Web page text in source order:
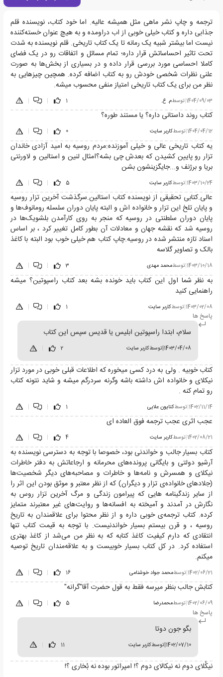
ترجمه و چاپ نشر ماهی مثل همیشه عالیه. اما خود کتاب، نویسنده قلم
جذابی داره و کتاب خیلی خوبی از اب دراومده و به هیچ عنوان خسته‌کننده
نیست اما بیشتر شبیه یک رمانه تا یک کتاب تاریخی. قلم نویسنده به شدت
تحت تاثیر احساساتش قرار داره؛ تمام مسائل و اتفاقات رو در یک فضای
کاملا احساسی مورد بررسی قرار داده و در بسیاری از بخش‌ها به صورت
علنی نظرات شخصی خودش رو به کتاب اضافه کرده. همچین چیزهایی به
نظر من برای یک کتاب تاریخی امتیاز منفی محسوب میشه.
1404/09/03
|توسطم. ع. 1
|
|
کتاب روند داستانی داره؟ یا مستند طوره؟
1404/04/12
|توسطکاربر سایت 0
|
|
یه کتاب تاریخی عالی و خیلی آموزنده:مردم روسیه به امید آزادی خاندان
تزار رو پایین کشیدن که بعدش چی بشه؟امثال لنین و استالین و لاورنتی
بریا و برژنف و...جایگزینشون بشن
1403/10/24
|توسطکاربر سایت 5
|
|
عالی.کتابی تحقیقی از نویسنده کتاب استالین.سرگذشت آخرین تزار روسیه
و پایان تلخ این تزار و خانواده اش و البته پایان دوران سلسله رومانوف‌ها و
پایان دوران سلطنتی در روسیه که منجر به روی کارآمدن بلشویک‌ها در
روسیه شد که نقشه جهان و معادلات آن بطور کامل تغییر کرد ، بر اساس
اسناد تازه منتشر شده در روسیه.چاپ کتاب هم خیلی خوب بود البته با کاغذ
بالک و تصاویر گلاسه
1403/10/18
|توسطمحمد مهدی 3
|
|
به نظر شما اول این کتاب باید خونده بشه بعد کتاب راسپوتین؟ میشه
راهنمایی کنید
1403/02/08
|توسطکاربر سایت 1
|
|
پاسخ ها
سلام، ابتدا راسپوتین ابلیس یا قدیس سپس این کتاب
1403/04/08
|توسطکاربر سایت 2
کتاب خوبیه . ولی به درد کسی میخوره که اطلاعات قبلی خوبی در مورد تزار
نیکلای و خانواده اش داشته باشه وگرنه سردرگم میشه و شاید نتونه کتاب
رو تمام کنه .
1402/11/14
|توسطکتایون علایی 1
|
|
عجب اثری عجب ترجمه فوق العاده ای
1402/08/21
|توسطکاربر سایت 4
|
|
کتاب بسیار جالب و خواندنی بود، خصوصا با توجه به دسترسی نویسنده به
آرشیو دولتی و بایگانی پرونده‌های محرمانه و ارجاعاتش به دفتر خاطرات
نیکلای و همسرش و نامه‌ها و خاطرات و مصاحبه‌های دیگر شخصیت‌ها
(جلادهای خانواده‌ی تزار و دیگران) که از نظر معتبر و موثق بودن این اثر را
از سایر زندگینامه هایی که پیرامون زندگی و مرگ آخرین تزار روس به
نگارش در آمدند و آمیخته به افسانه‌ها و روایت‌های غیر معتبرند متمایز
کرده. کتاب ترجمه‌ی خوبی داره و از نظر محتوا برای علاقمندان به تاریخ
روسیه ، و قرن بیستم بسیار خواندنیست. با توجه به قیمت کتاب تنها
انتقادی که دارم کیفیت کاغذ کتابه که به نظر من می‌شد از کاغذ بهتری
استفاده کرد. در کل کتاب بسیار خوبیست و به علاقه‌مندان تاریخ توصیه
میکنم.
1402/06/21
|توسطمحمد جواد خوشنامی 16
|
|
کتابش جالب بنظر میرسه فقط به قول حضرت آقا"گرانه"
1402/06/09
|توسطمحمدرضا 5
|
|
پاسخ ها
بگو جون دوتا
1402/07/10
|توسطکاربر سایت 11
نیکُلای دوم نه نیکالای دوم ؟! امپراتور بوده نه بُخاری ؟!